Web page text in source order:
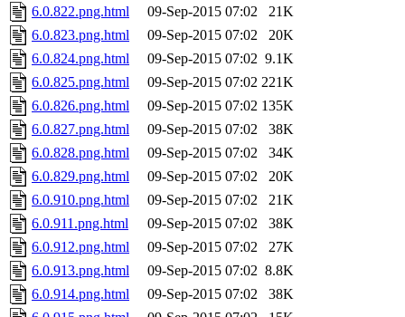
6.0.822.png.html
09-Sep-2015 07:02
21K
6.0.823.png.html
09-Sep-2015 07:02
20K
6.0.824.png.html
09-Sep-2015 07:02 9.1K
6.0.825.png.html
09-Sep-2015 07:02 221K
6.0.826.png.html
09-Sep-2015 07:02 135K
6.0.827.png.html
09-Sep-2015 07:02
38K
6.0.828.png.html
09-Sep-2015 07:02
34K
6.0.829.png.html
09-Sep-2015 07:02
20K
6.0.910.png.html
09-Sep-2015 07:02
21K
6.0.911.png.html
09-Sep-2015 07:02
38K
6.0.912.png.html
09-Sep-2015 07:02
27K
6.0.913.png.html
09-Sep-2015 07:02 8.8K
6.0.914.png.html
09-Sep-2015 07:02
38K